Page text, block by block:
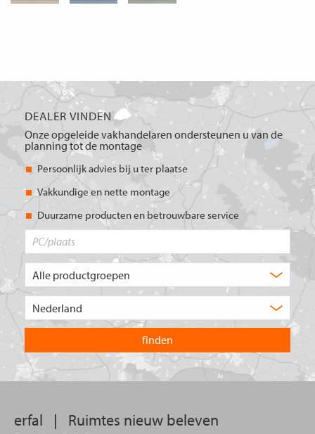
DEALER VINDEN
Onze opgeleide vakhandelaren ondersteunen u van de
planning tot de montage
Persoonlijk advies bij u ter plaatse
Vakkundige en nette montage
Duurzame producten en betrouwbare service
product
u?
land
waarin
u
wilt
zoeken.
erfal | Ruimtes nieuw beleven